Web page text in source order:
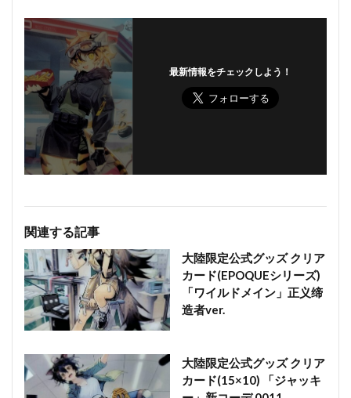
最新情報をチェックしよう！
関連する記事
大陸限定公式グッズ クリア
カード(EPOQUEシリーズ)
「ワイルドメイン」正义缔
造者ver.
大陸限定公式グッズ クリア
カード(15×10) 「ジャッキ